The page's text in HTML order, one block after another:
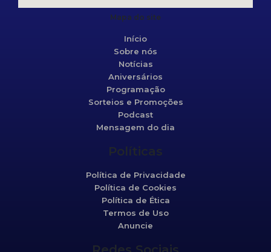
Mapa do site
Início
Sobre nós
Notícias
Aniversários
Programação
Sorteios e Promoções
Podcast
Mensagem do dia
Políticas
Política de Privacidade
Política de Cookies
Política de Ética
Termos de Uso
Anuncie